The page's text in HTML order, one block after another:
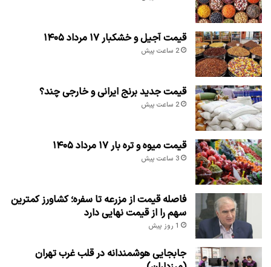
قیمت آجیل و خشکبار ۱۷ مرداد ۱۴۰۵
2 ساعت پیش
قیمت جدید برنج ایرانی و خارجی چند؟
2 ساعت پیش
قیمت میوه و تره بار ۱۷ مرداد ۱۴۰۵
3 ساعت پیش
فاصله قیمت از مزرعه تا سفره؛ کشاورز کمترین
سهم را از قیمت نهایی دارد
1 روز پیش
جابجایی هوشمندانه در قلب غرب تهران